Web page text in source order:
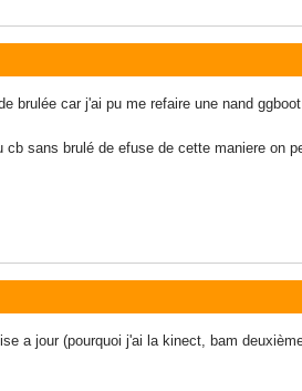
brulée car j'ai pu me refaire une nand
sans brulé de efuse de cette maniere on
a jour (pourquoi j'ai la kinect, bam